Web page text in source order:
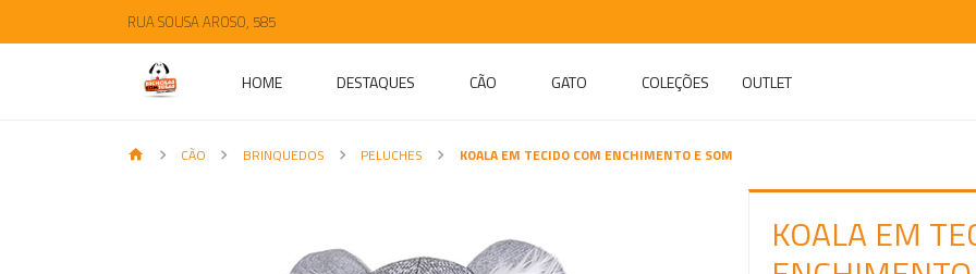
RUA SOUSA AROSO, 585
HOME DESTAQUES CÃO GATO COLEÇÕES OUTLET
CÃO BRINQUEDOS PELUCHES KOALA EM TECIDO COM ENCHIMENTO E SOM
KOALA EM